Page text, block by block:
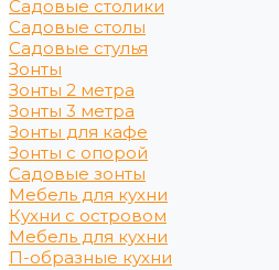
Садовые столики
Садовые столы
Садовые стулья
Зонты
Зонты 2 метра
Зонты 3 метра
Зонты для кафе
Зонты с опорой
Садовые зонты
Мебель для кухни
Кухни с островом
Мебель для кухни
П-образные кухни